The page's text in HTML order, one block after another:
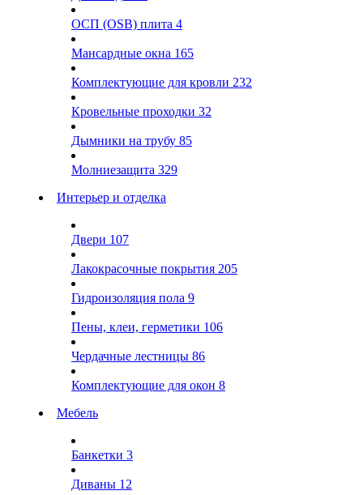
ОСП (OSB) плита 4
Мансардные окна 165
Комплектующие для кровли 232
Кровельные проходки 32
Дымники на трубу 85
Молниезащита 329
Интерьер и отделка
Двери 107
Лакокрасочные покрытия 205
Гидроизоляция пола 9
Пены, клеи, герметики 106
Чердачные лестницы 86
Комплектующие для окон 8
Мебель
Банкетки 3
Диваны 12